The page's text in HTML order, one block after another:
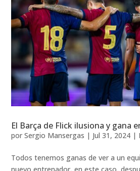
El Barça de Flick ilusiona y gana
porSergio Mansergas | Jul 31, 2024 |
Todos tenemos ganas de ver a un
nuevo entrenador, en este caso,